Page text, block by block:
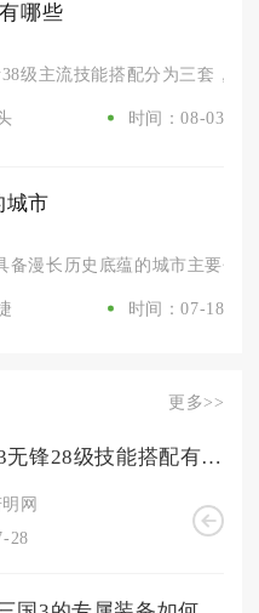
哪些
级主流技能搭配分为三套，
时间：08-03
城市
备漫长历史底蕴的城市主要包
时间：07-18
更多>>
影之刃3无锋28级技能搭配有什么适合新手的建议
网
28